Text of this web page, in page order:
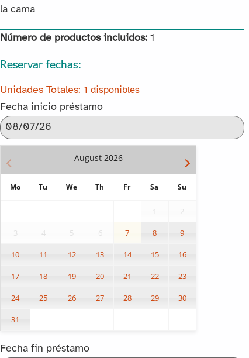
la cama
Número de productos incluidos:1
Reservar fechas:
1 disponibles
Fecha inicio préstamo
August 2026
Mo Tu We Th Fr Sa Su
2
3 4 5 6 7 8 9
10 11 12 13 14 15 16
17 18 19 20 21 22 23
24 25 26 27 28 29 30
31
Fecha fin préstamo